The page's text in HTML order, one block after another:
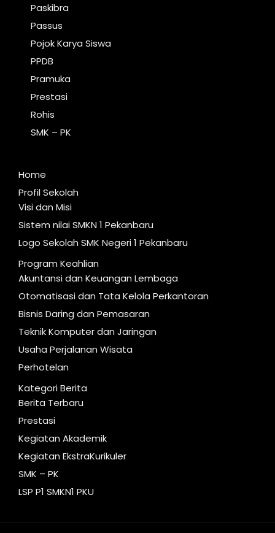
Paskibra
Passus
Pojok Karya Siswa
PPDB
Pramuka
Prestasi
Rohis
SMK – PK
Home
Profil Sekolah
Visi dan Misi
Sistem nilai SMKN 1 Pekanbaru
Logo Sekolah SMK Negeri 1 Pekanbaru
Program Keahlian
Akuntansi dan Keuangan Lembaga
Otomatisasi dan Tata Kelola Perkantoran
Bisnis Daring dan Pemasaran
Teknik Komputer dan Jaringan
Usaha Perjalanan Wisata
Perhotelan
Kategori Berita
Berita Terbaru
Prestasi
Kegiatan Akademik
Kegiatan EkstraKurikuler
SMK – PK
LSP P1 SMKN1 PKU